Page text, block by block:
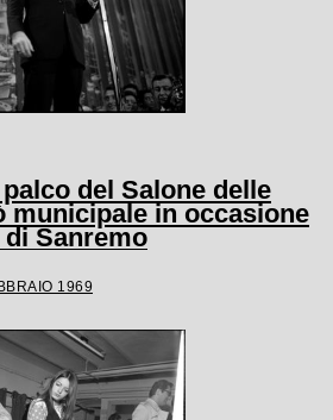
del Salone delle
municipale in occasione
Sanremo
1969